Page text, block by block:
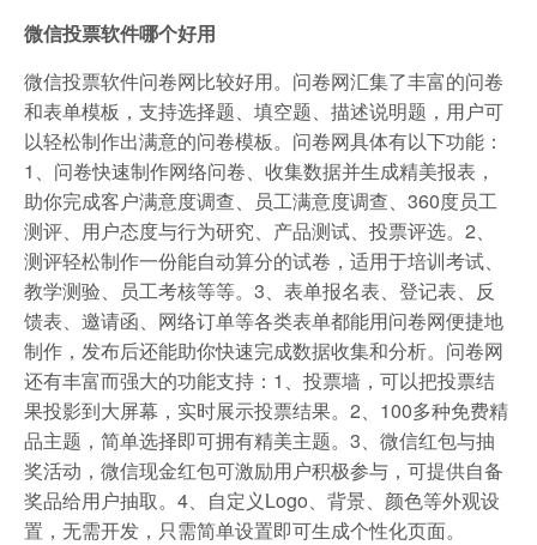
微信投票软件哪个好用
微信投票软件问卷网比较好用。问卷网汇集了丰富的问卷
和表单模板，支持选择题、填空题、描述说明题，用户可
以轻松制作出满意的问卷模板。问卷网具体有以下功能：
1、问卷快速制作网络问卷、收集数据并生成精美报表，
助你完成客户满意度调查、员工满意度调查、360度员工
测评、用户态度与行为研究、产品测试、投票评选。2、
测评轻松制作一份能自动算分的试卷，适用于培训考试、
教学测验、员工考核等等。3、表单报名表、登记表、反
馈表、邀请函、网络订单等各类表单都能用问卷网便捷地
制作，发布后还能助你快速完成数据收集和分析。问卷网
还有丰富而强大的功能支持：1、投票墙，可以把投票结
果投影到大屏幕，实时展示投票结果。2、100多种免费精
品主题，简单选择即可拥有精美主题。3、微信红包与抽
奖活动，微信现金红包可激励用户积极参与，可提供自备
奖品给用户抽取。4、自定义Logo、背景、颜色等外观设
置，无需开发，只需简单设置即可生成个性化页面。